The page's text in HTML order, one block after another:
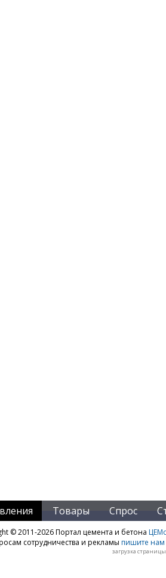
Товары Спрос
© 2011-2026 Портал цемента и бетона
сотрудничества и рекламы пишите нам
загрузка